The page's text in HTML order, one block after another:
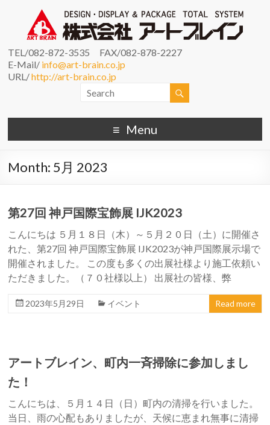
TEL/082-872-3535 FAX/082-878-2227
E-Mail/ info@art-brain.co.jp
URL/http://art-brain.co.jp
Menu
Month: 5月 2023
第27回 神戸国際宝飾展 IJK2023
こんにちは ５月１８日（木）～５月２０日（土）に開催さ
れた、第27回 神戸国際宝飾展 IJK2023が神戸国際展示場で
開催されました。 この度も多くの出展社様より施工依頼い
ただきました。（７０社様以上） 出展社の皆様、弊
2023年5月29日 イベント Read more
アートブレイン、町内一斉掃除に参加しまし
た！
こんにちは、５月１４日（日）町内の清掃を行いました。
当日、雨の心配もありましたが、天候に恵まれ無事に清掃